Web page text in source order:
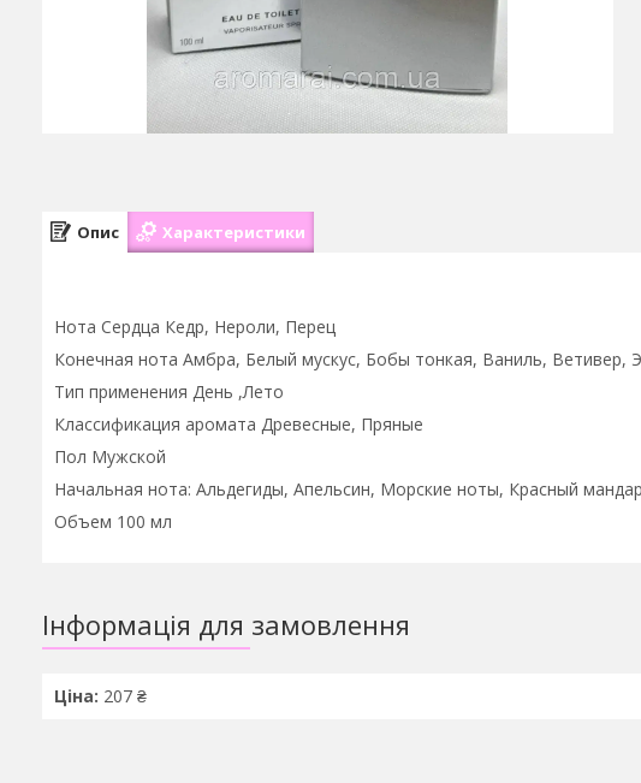
Опис Характеристики
Нота Сердца Кедр, Нероли, Перец
Конечная нота Амбра, Белый мускус, Бобы тонкая, Ваниль, Ветивер,
Тип применения День ,Лето
Классификация аромата Древесные, Пряные
Пол Мужской
Начальная нота: Альдегиды, Апельсин, Морские ноты, Красный
Объем 100 мл
Інформація для замовлення
Ціна: 207 ₴